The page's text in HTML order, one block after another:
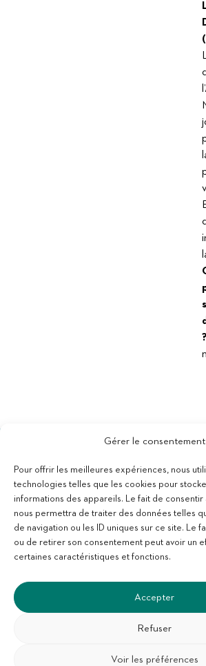
Gérer le consentement
Pour offrir les meilleures expériences, nous
technologies telles que les cookies pour
informations des appareils. Le fait de
nous permettra de traiter des données telles
de navigation ou les ID uniques sur ce site. Le
ou de retirer son consentement peut avoir un
certaines caractéristiques et fonctions.
Accepter
Refuser
Voir les préférences
11 bis Rue des Novalles
21240 Talant - France
+33 (0)3 80 59 22 88
Membre de la Fédération des Aveugles de
Membre du collectif Les Éditeurs Atypiques